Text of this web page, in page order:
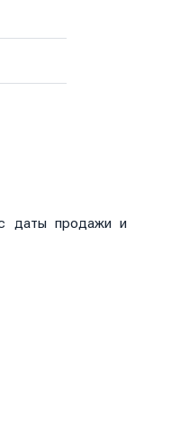
с даты продажи и